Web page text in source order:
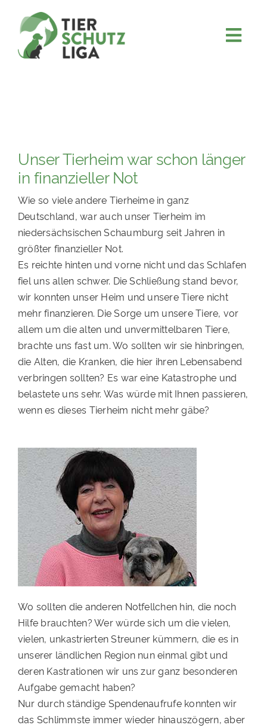
content
FÖRDERN & VERERBEN
KOOPERATIONEN
4KIDS
TIERHEIMTIERE
TIERHEIME
PATENSCHAFTEN
HELFER WERDEN
RATGEBER
Unser Tierheim war schon länger
in finanzieller Not
Wie so viele andere Tierheime in ganz
Deutschland, war auch unser Tierheim im
niedersächsischen Schaumburg seit Jahren in
größter finanzieller Not.
Es reichte hinten und vorne nicht und das Schlafen
fiel uns allen schwer. Die Schließung stand bevor,
wir konnten unser Heim und unsere Tiere nicht
mehr finanzieren. Die Sorge um unsere Tiere, vor
allem um die alten und unvermittelbaren Tiere,
brachte uns fast um. Wo sollten wir sie hinbringen,
die Alten, die Kranken, die hier ihren Lebensabend
verbringen sollten? Es war eine Katastrophe und
belastete uns sehr. Was würde mit Ihnen passieren,
wenn es dieses Tierheim nicht mehr gäbe?
Wo sollten die anderen Notfellchen hin, die noch
Hilfe brauchten? Wer würde sich um die vielen,
vielen, unkastrierten Streuner kümmern, die es in
unserer ländlichen Region nun einmal gibt und
deren Kastrationen wir uns zur ganz besonderen
Aufgabe gemacht haben?
Nur durch ständige Spendenaufrufe konnten wir
das Schlimmste immer wieder hinauszögern, aber